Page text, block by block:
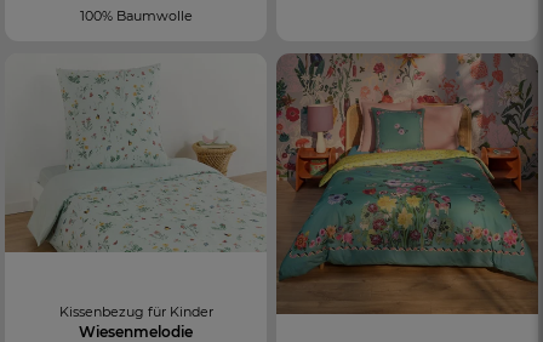
100% Baumwolle
Kissenbezug für Kinder
Wiesenmelodie